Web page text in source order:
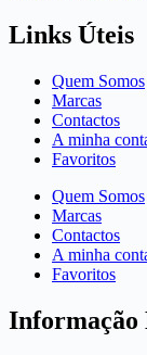
Links Úteis
Quem Somos
Marcas
Contactos
A minha
Favoritos
Quem Somos
Marcas
Contactos
A minha
Favoritos
Informação